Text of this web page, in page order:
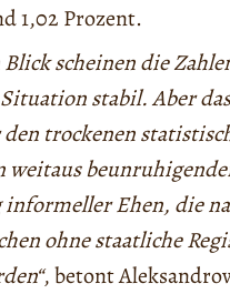
1,02 Prozent.
scheinen die
stabil. Aber
trockenen
weitaus
Ehen, die
ohne staatliche
, betont